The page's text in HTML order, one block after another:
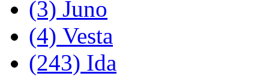
(3) Juno
(4) Vesta
(243) Ida